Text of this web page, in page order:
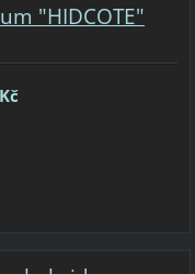
"HIDCOTE"